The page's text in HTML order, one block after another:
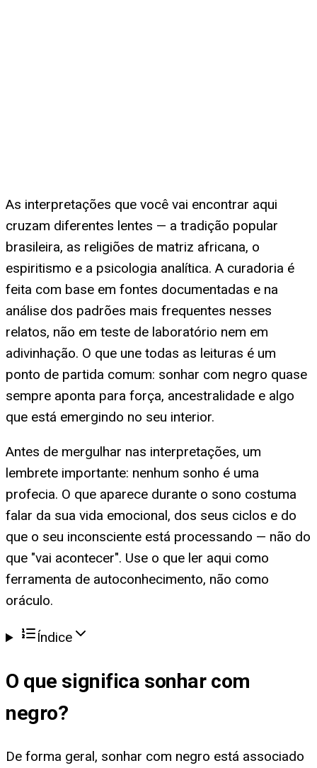
As interpretações que você vai encontrar aqui
cruzam diferentes lentes — a tradição popular
brasileira, as religiões de matriz africana, o
espiritismo e a psicologia analítica. A curadoria é
feita com base em fontes documentadas e na
análise dos padrões mais frequentes nesses
relatos, não em teste de laboratório nem em
adivinhação. O que une todas as leituras é um
ponto de partida comum: sonhar com negro quase
sempre aponta para força, ancestralidade e algo
que está emergindo no seu interior.
Antes de mergulhar nas interpretações, um
lembrete importante: nenhum sonho é uma
profecia. O que aparece durante o sono costuma
falar da sua vida emocional, dos seus ciclos e do
que o seu inconsciente está processando — não do
que "vai acontecer". Use o que ler aqui como
ferramenta de autoconhecimento, não como
oráculo.
Índice
O que significa sonhar com
negro?
De forma geral, sonhar com negro está associado